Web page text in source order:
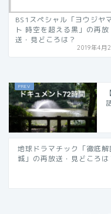
BS1スペシャル「ヨウジヤ
ト 時空を超える黒」の再放
送・見どころは？
2019年4月
地球ドラマチック「徹底
城」の再放送・見どころは